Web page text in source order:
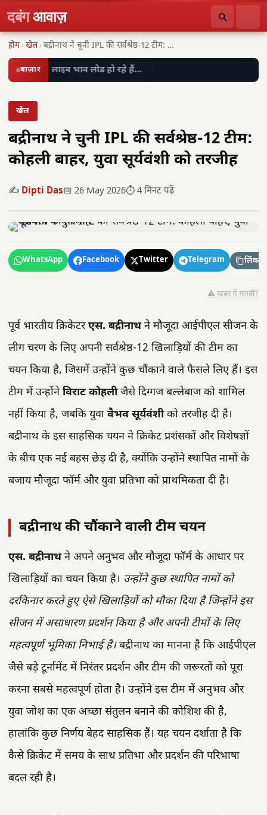
दबंगआवाज़
होम ›खेल › बद्रीनाथ ने चुनी IPL की सर्वश्रेष्ठ-12 टीम: कोहली…
बाज़ार लाइव भाव लोड हो रहे हैं…
खेल
बद्रीनाथ ने चुनी IPL की सर्वश्रेष्ठ-12 टीम:
कोहली बाहर, युवा सूर्यवंशी को तरजीह
✍️ Dipti Das📅 26 May 2026⏱️ 4 मिनट पढ़ें
WhatsApp Facebook Twitter Telegram लिंक
⚠️ खबर में गलती?
पूर्व भारतीय क्रिकेटरएस. बद्रीनाथने मौजूदा आईपीएल सीजन के
लीग चरण के लिए अपनी सर्वश्रेष्ठ-12 खिलाड़ियों की टीम का
चयन किया है, जिसमें उन्होंने कुछ चौंकाने वाले फैसले लिए हैं। इस
टीम में उन्होंनेविराट कोहलीजैसे दिग्गज बल्लेबाज को शामिल
नहीं किया है, जबकि युवा वैभव सूर्यवंशीको तरजीह दी है।
बद्रीनाथ के इस साहसिक चयन ने क्रिकेट प्रशंसकों और विशेषज्ञों
के बीच एक नई बहस छेड़ दी है, क्योंकि उन्होंने स्थापित नामों के
बजाय मौजूदा फॉर्म और युवा प्रतिभा को प्राथमिकता दी है।
बद्रीनाथ की चौंकाने वाली टीम चयन
एस. बद्रीनाथने अपने अनुभव और मौजूदा फॉर्म के आधार पर
खिलाड़ियों का चयन किया है। उन्होंने कुछ स्थापित नामों को
दरकिनार करते हुए ऐसे खिलाड़ियों को मौका दिया है जिन्होंने इस
सीजन में असाधारण प्रदर्शन किया है और अपनी टीमों के लिए
महत्वपूर्ण भूमिका निभाई है।बद्रीनाथ का मानना है कि आईपीएल
जैसे बड़े टूर्नामेंट में निरंतर प्रदर्शन और टीम की जरूरतों को पूरा
करना सबसे महत्वपूर्ण होता है। उन्होंने इस टीम में अनुभव और
युवा जोश का एक अच्छा संतुलन बनाने की कोशिश की है,
हालांकि कुछ निर्णय बेहद साहसिक हैं। यह चयन दर्शाता है कि
कैसे क्रिकेट में समय के साथ प्रतिभा और प्रदर्शन की परिभाषा
बदल रही है।